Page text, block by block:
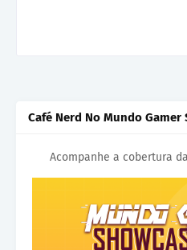
Café Nerd No Mundo Gamer
Acompanhe a cobertura